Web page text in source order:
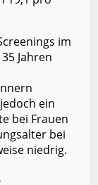
im
Jahren
ein
bei Frauen
bei
niedrig.